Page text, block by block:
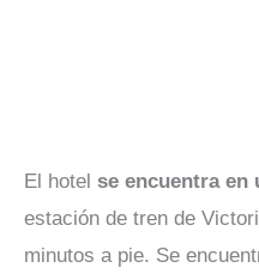
El hotel se encuentra en
estación de tren de
minutos a pie. Se